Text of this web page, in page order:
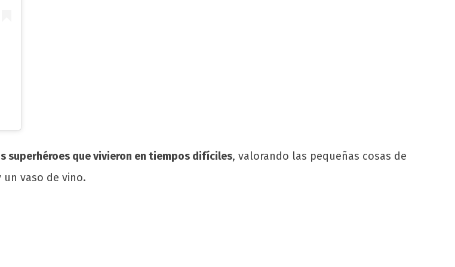
superhéroes que vivieron en tiempos difíciles, valorando las pequeñas cosas de
vaso de vino.